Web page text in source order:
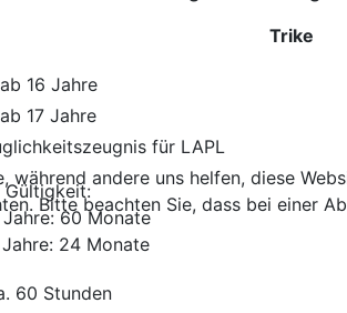
Trike
ab 16 Jahre
ab 17 Jahre
für LAPL
Gültigkeit:
60 Monate
24 Monate
60 Stunden
während andere uns helfen, diese
Bitte beachten Sie, dass bei einer